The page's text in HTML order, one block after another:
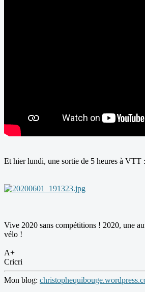
Et hier lundi, une sortie de 5 heures à VTT :
Vive 2020 sans compétitions ! 2020, une
vélo !
A+
Cricri
Mon blog: